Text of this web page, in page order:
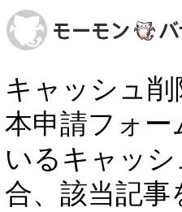
キャッシュ
本申請フォ
いるキャッ
合、該当記